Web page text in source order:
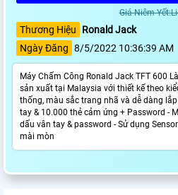
Giá Niêm
Thương Hiệu
Ronald Jack
Ngày Đăng 8/5/2022 10:36:39 AM
Máy Chấm Công Ronald Jack TFT 600
sản xuất tại Malaysia với thiết kế theo
thống, màu sắc trang nhã và dễ dàng
tay & 10.000 thẻ cảm ứng + Password -
dấu vân tay & password - Sử dụng
mài mòn